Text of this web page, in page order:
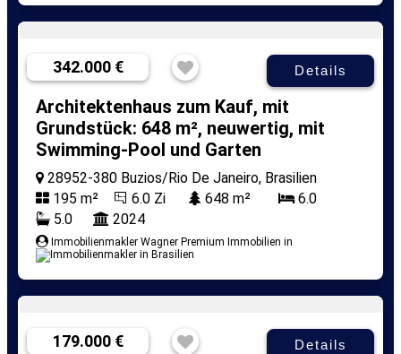
342.000 € Details
Architektenhaus zum Kauf, mit
Grundstück: 648 m², neuwertig, mit
Swimming-Pool und Garten
28952-380 Buzios/Rio De Janeiro, Brasilien
195 m²
6.0 Zi 648 m²
6.0
5.0
2024
Immobilienmakler Wagner Premium Immobilien in
179.000 € Details